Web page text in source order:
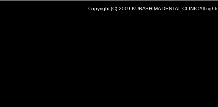
Copyright (C) 2009 KURASHIMA DENTAL CLINIC All